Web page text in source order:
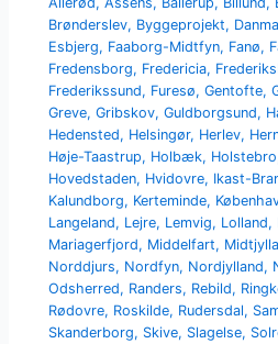
Brønderslev, Byggeprojekt,
Esbjerg, Faaborg-Midtfyn, Fanø,
Fredensborg, Fredericia,
Frederikssund, Furesø,Gentofte,
Greve,Gribskov,Guldborgsund,
Hedensted, Helsingør, Herlev,
Høje-Taastrup, Holbæk, Holstebro
Hovedstaden, Hvidovre, Ikast-
Kalundborg, Kerteminde,
Langeland, Lejre, Lemvig, Lolland,
Mariagerfjord, Middelfart,
Norddjurs, Nordfyn, Nordjylland,
Odsherred, Randers, Rebild,
Rødovre, Roskilde, Rudersdal,
Skanderborg, Skive, Slagelse,